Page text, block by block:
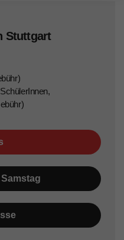
Stuttgart